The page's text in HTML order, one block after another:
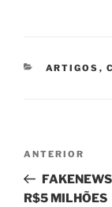
ARTIGOS ,
Post
Post
anterior
ANTERIOR
R$5 MILHÕES